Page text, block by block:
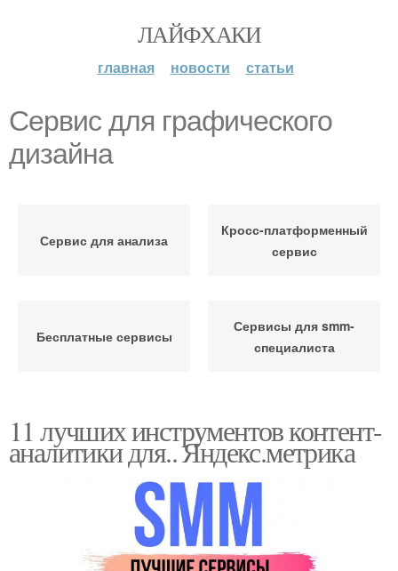
ЛАЙФХАКИ
главная новости статьи
Сервис для графического
дизайна
Сервис для анализа
Кросс-платформенный
сервис
Бесплатные сервисы
Сервисы для smm-
специалиста
11 лучших инструментов контент-
аналитики для.. Яндекс.метрика